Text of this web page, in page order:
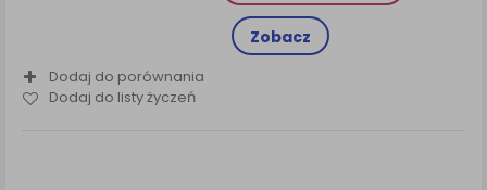
Zobacz
Dodaj do porównania
Dodaj do listy życzeń